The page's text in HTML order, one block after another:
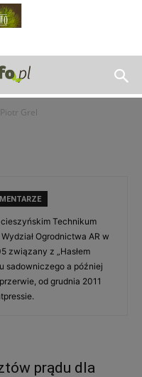
Grel
Technikum
Ogrodnictwa AR w
związany z „Hasłem
sadowniczego a później
od grudnia 2011
prądu dla